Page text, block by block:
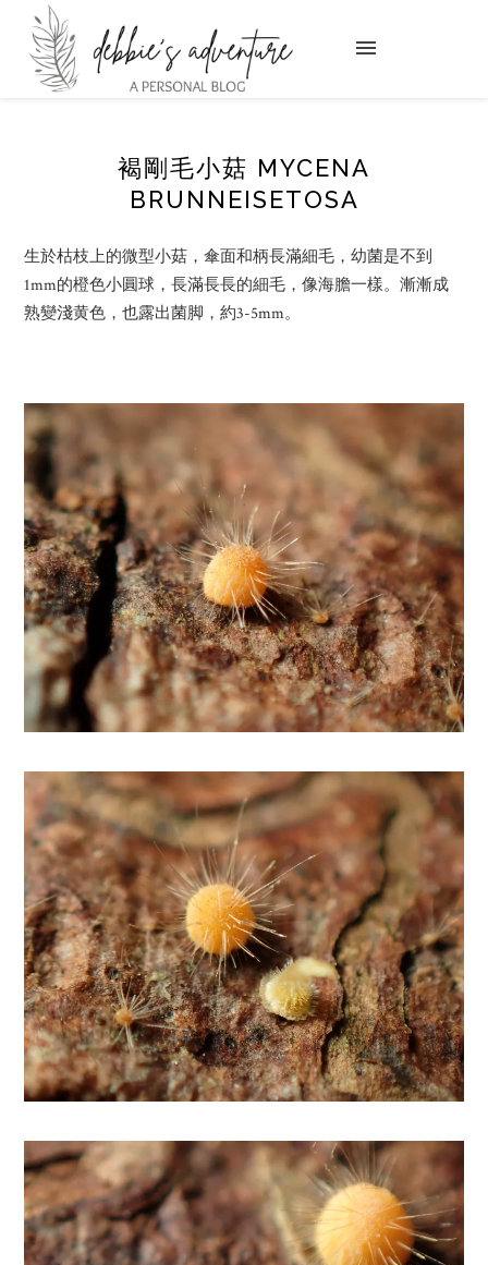
褐剛毛小菇 MYCENA
BRUNNEISETOSA
生於枯枝上的微型小菇，傘面和柄長滿細毛，幼菌是不到
1mm的橙色小圓球，長滿長長的細毛，像海膽一樣。漸漸成
熟變淺黄色，也露出菌脚，約3-5mm。